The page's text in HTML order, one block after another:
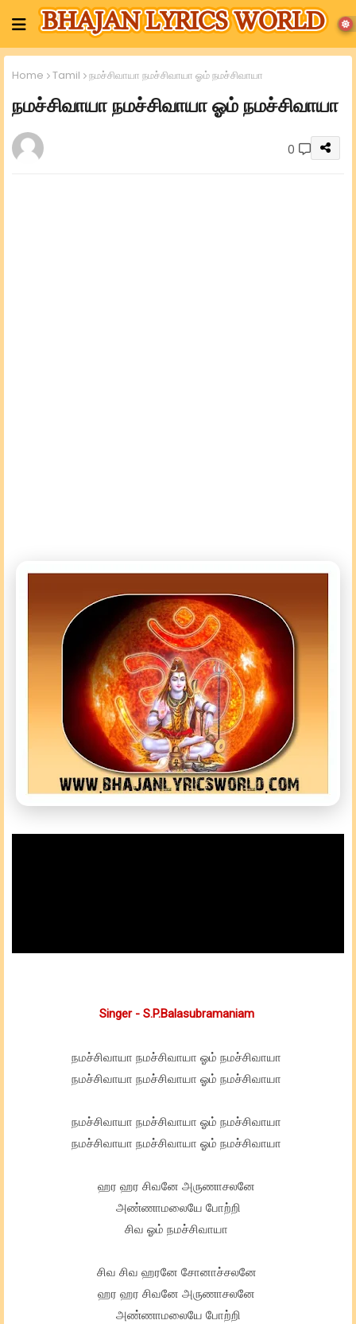
Home Tamil நமச்சிவாயா நமச்சிவாயா ஓம் நமச்சிவாயா
நமச்சிவாயா நமச்சிவாயா ஓம் நமச்சிவாயா
0
Singer - S.P.Balasubramaniam
நமச்சிவாயா நமச்சிவாயா ஓம் நமச்சிவாயா
நமச்சிவாயா நமச்சிவாயா ஓம் நமச்சிவாயா
நமச்சிவாயா நமச்சிவாயா ஓம் நமச்சிவாயா
நமச்சிவாயா நமச்சிவாயா ஓம் நமச்சிவாயா
ஹர ஹர சிவனே அருணாசலனே
அண்ணாமலையே போற்றி
சிவ ஓம் நமச்சிவாயா
சிவ சிவ ஹரனே சோனாச்சலனே
ஹர ஹர சிவனே அருணாசலனே
அண்ணாமலையே போற்றி